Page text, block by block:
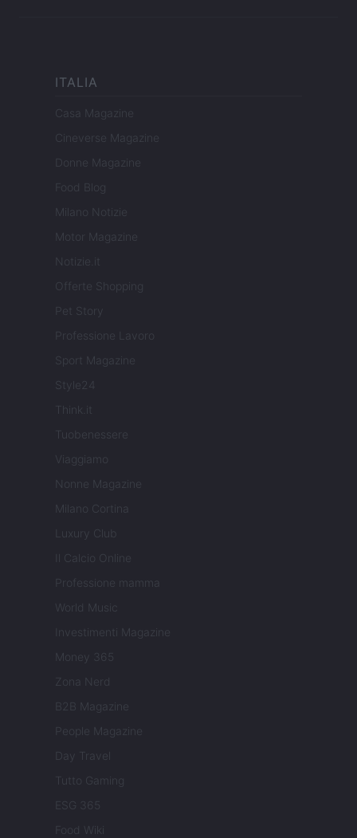
ITALIA
Casa Magazine
Cineverse Magazine
Donne Magazine
Food Blog
Milano Notizie
Motor Magazine
Notizie.it
Offerte Shopping
Pet Story
Professione Lavoro
Sport Magazine
Style24
Think.it
Tuobenessere
Viaggiamo
Nonne Magazine
Milano Cortina
Luxury Club
Il Calcio Online
Professione mamma
World Music
Investimenti Magazine
Money 365
Zona Nerd
B2B Magazine
People Magazine
Day Travel
Tutto Gaming
ESG 365
Food Wiki